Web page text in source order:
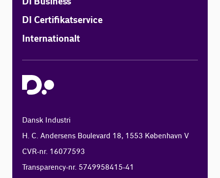
DI Certifikatservice
Internationalt
Dansk Industri
H. C. Andersens Boulevard 18, 1553 København V
CVR-nr. 16077593
Transparency-nr. 5749958415-41